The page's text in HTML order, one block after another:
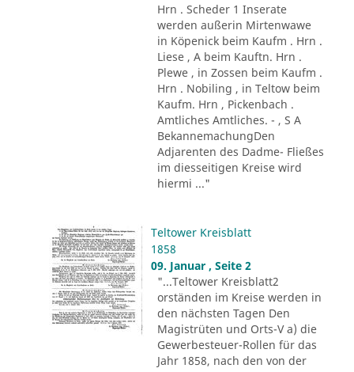
Hrn . Scheder 1 Inserate
werden außerin Mirtenwawe
in Köpenick beim Kaufm . Hrn .
Liese , A beim Kauftn. Hrn .
Plewe , in Zossen beim Kaufm .
Hrn . Nobiling , in Teltow beim
Kaufm. Hrn , Pickenbach .
Amtliches Amtliches. - , S A
BekannemachungDen
Adjarenten des Dadme- Fließes
im diesseitigen Kreise wird
hiermi ..."
Teltower Kreisblatt
1858
09. Januar , Seite 2
"...Teltower Kreisblatt2
orständen im Kreise werden in
den nächsten Tagen Den
Magistrüten und Orts-V a) die
Gewerbesteuer-Rollen für das
Jahr 1858, nach den von der